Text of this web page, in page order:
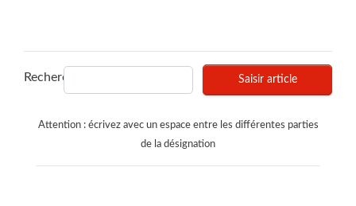
Recherches Saisir article
Attention : écrivez avec un espace entre les différentes parties
de la désignation